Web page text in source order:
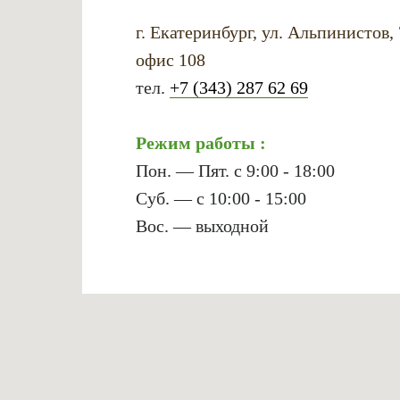
г. Екатеринбург, ул.
офис 108
тел. +7 (343) 287 62 69
Режим работы :
Пон. — Пят. с 9:00 - 18:00
Суб. — с 10:00 - 15:00
Вос. — выходной